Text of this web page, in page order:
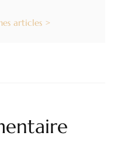
articles >